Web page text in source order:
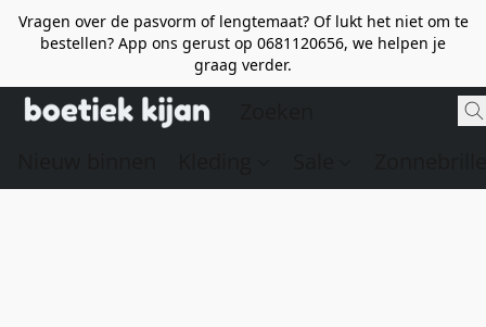
Vragen over de pasvorm of lengtemaat? Of lukt het niet om te
bestellen? App ons gerust op 0681120656, we helpen je
graag verder.